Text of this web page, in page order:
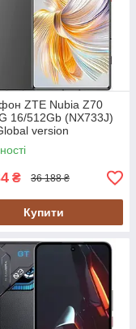
ZTE Nubia Z70
16/512Gb (NX733J)
version
₴ 36 188 ₴
Купити